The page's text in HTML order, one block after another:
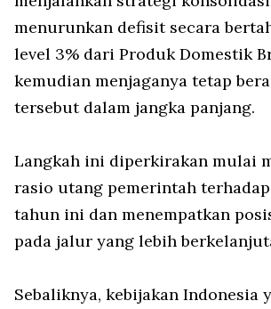
menurunkan defisit secara
level 3% dari Produk Domestik
kemudian menjaganya tetap
tersebut dalam jangka panjang.
Langkah ini diperkirakan mulai
rasio utang pemerintah terhadap
tahun ini dan menempatkan
pada jalur yang lebih
Sebaliknya, kebijakan Indonesia